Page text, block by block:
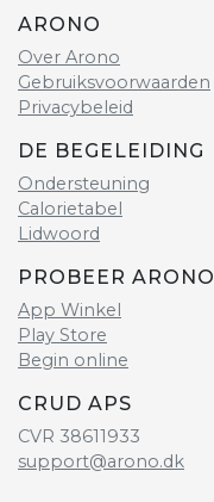
ARONO
Over Arono
Gebruiksvoorwaarden
Privacybeleid
DE BEGELEIDING
Ondersteuning
Calorietabel
Lidwoord
PROBEER ARONO
App Winkel
Play Store
Begin online
CRUD APS
CVR 38611933
support@arono.dk